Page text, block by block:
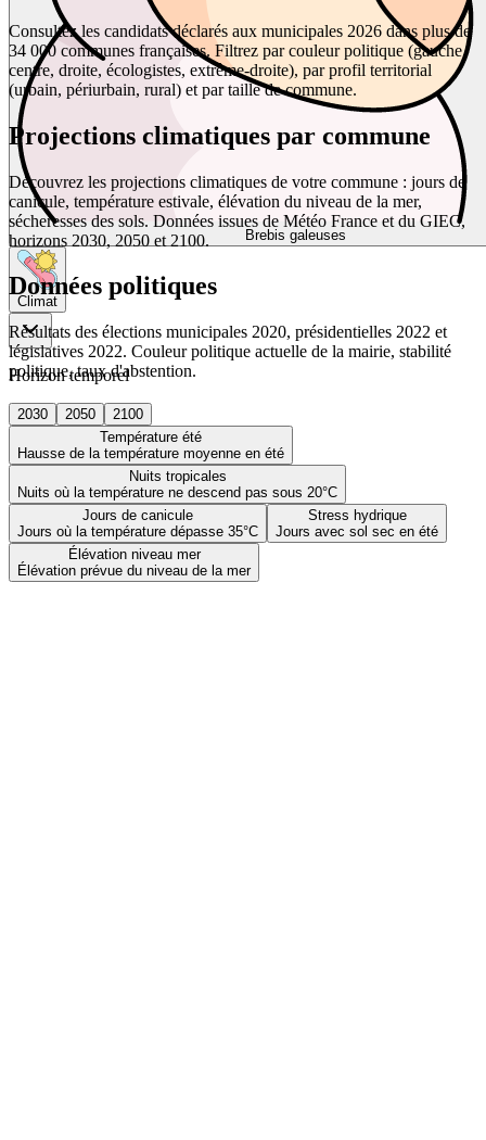
Brebis galeuses
Climat
Horizon temporel
2030 2050
2100
Température été
Hausse de la température moyenne en été
Nuits tropicales
Nuits où la température ne descend pas sous 20°C
Jours de canicule
Jours où la température dépasse 35°C
Stress hydrique
Jours avec sol sec en été
Élévation niveau mer
Élévation prévue du niveau de la mer
Consultez les candidats déclarés aux municipales 2026 dans plus de
34 000 communes françaises. Filtrez par couleur politique (gauche,
centre, droite, écologistes, extrême-droite), par profil territorial
(urbain, périurbain, rural) et par taille de commune.
Projections climatiques par commune
Découvrez les projections climatiques de votre commune : jours de
canicule, température estivale, élévation du niveau de la mer,
sécheresses des sols. Données issues de Météo France et du GIEC,
horizons 2030, 2050 et 2100.
Données politiques
Résultats des élections municipales 2020, présidentielles 2022 et
législatives 2022. Couleur politique actuelle de la mairie, stabilité
politique, taux d'abstention.